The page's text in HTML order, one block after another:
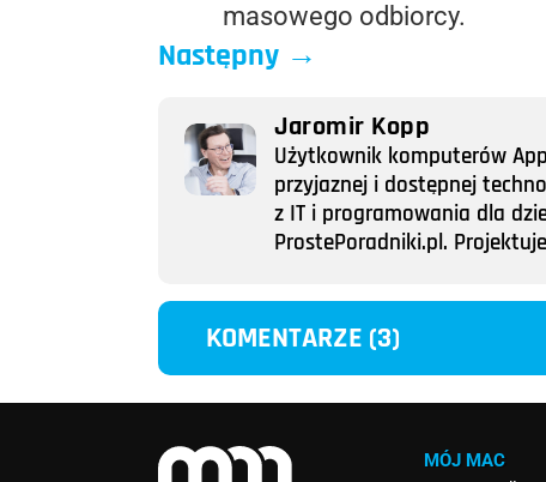
masowego odbiorcy.
Następny →
Jaromir Kopp
Użytkownik komputerów
przyjaznej i dostępnej
z IT i programowania dla
ProstePoradniki.pl.
KOMENTARZE (3)
MÓJ MAC